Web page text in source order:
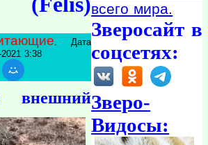
. Дата
3:38
внешний
всего мира.
Зверосайт в
соцсетях:
Зверо-
Видосы: